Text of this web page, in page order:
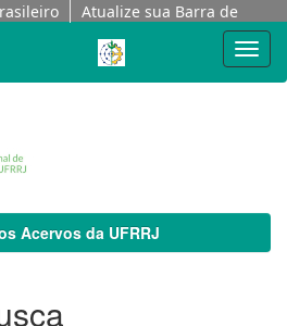
Atualize sua Barra de
Acervos da UFRRJ